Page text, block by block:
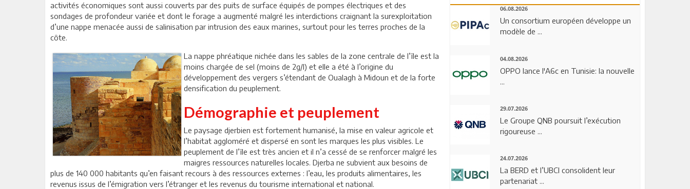
activités économiques sont aussi couverts par des puits de surface équipés de pompes électriques et des
sondages de profondeur variée et dont le forage a augmenté malgré les interdictions craignant la surexploitation
d’une nappe menacée aussi de salinisation par intrusion des eaux marines, surtout pour les terres proches de la
côte.
La nappe phréatique nichée dans les sables de la zone centrale de l’île est la
moins chargée de sel (moins de 2g/l) et elle a été à l’origine du
développement des vergers s’étendant de Oualagh à Midoun et de la forte
densification du peuplement.
Démographie et peuplement
Le paysage djerbien est fortement humanisé, la mise en valeur agricole et
l’habitat aggloméré et dispersé en sont les marques les plus visibles. Le
peuplement de l’île est très ancien et il n’a cessé de se renforcer malgré les
maigres ressources naturelles locales. Djerba ne subvient aux besoins de
plus de 140 000 habitants qu’en faisant recours à des ressources externes : l’eau, les produits alimentaires, les
revenus issus de l’émigration vers l’étranger et les revenus du tourisme international et national.
06.08.2026
Un consortium européen développe un
modèle de ...
04.08.2026
OPPO lance l'A6c en Tunisie: la nouvelle
...
29.07.2026
Le Groupe QNB poursuit l’exécution
rigoureuse ...
24.07.2026
La BERD et l’UBCI consolident leur
partenariat ...